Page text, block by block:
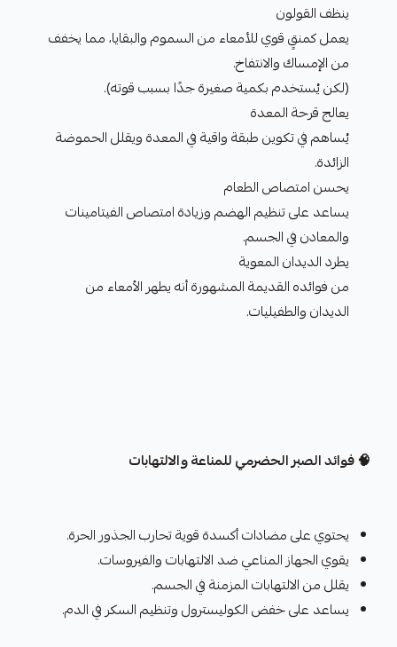
ينظف القولون
يعمل كمنقٍ قوي للأمعاء من السموم والبقايا، مما يخفف
من الإمساك والانتفاخ.
(لكن يُستخدم بكمية صغيرة جدًا بسبب قوته).
يعالج قرحة المعدة
يُساهم في تكوين طبقة واقية في المعدة ويقلل الحموضة
الزائدة.
يحسن امتصاص الطعام
يساعد على تنظيم الهضم وزيادة امتصاص الفيتامينات
والمعادن في الجسم.
يطرد الديدان المعوية
من فوائده القديمة المشهورة أنه يطهر الأمعاء من
الديدان والطفيليات.
🧠 فوائد الصبر الحضرمي للمناعة والالتهابات
يحتوي على مضادات أكسدة قوية تحارب الجذور الحرة.
يقوي الجهاز المناعي ضد الالتهابات والفيروسات.
يقلل من الالتهابات المزمنة في الجسم.
يساعد على خفض الكوليسترول وتنظيم السكر في الدم.